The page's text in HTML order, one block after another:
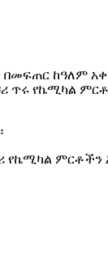
ከዓለም
ጥሩ የኬሚካል
የኬሚካል ምርቶችን